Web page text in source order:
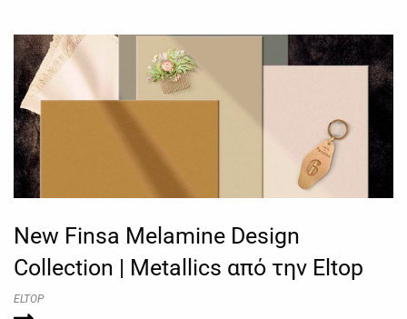
New Finsa Melamine Design
Collection | Metallics από την Eltop
ELTOP